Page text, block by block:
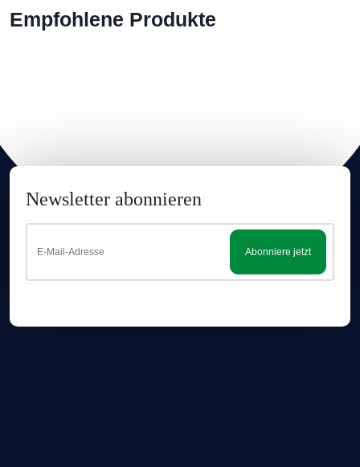
Empfohlene Produkte
Newsletter abonnieren
Abonniere jetzt